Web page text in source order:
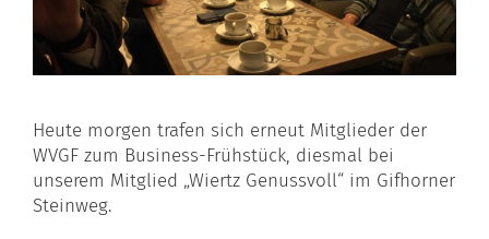
Heute morgen trafen sich erneut Mitglieder der
WVGF zum Business-Frühstück, diesmal bei
unserem Mitglied „Wiertz Genussvoll“ im Gifhorner
Steinweg.